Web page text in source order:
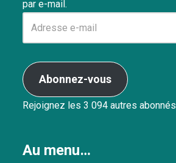
par e-mail.
Abonnez-vous
Rejoignez les 3 094 autres abonnés
Au menu…